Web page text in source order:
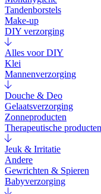
Tandenborstels
Make-up
DIY verzorging
Alles voor DIY
Klei
Mannenverzorging
Douche & Deo
Gelaatsverzorging
Zonneproducten
Therapeutische producten
Jeuk & Irritatie
Andere
Gewrichten & Spieren
Babyverzorging